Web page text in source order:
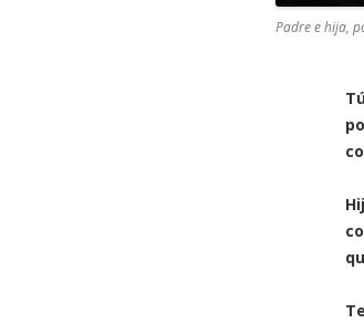
Padre e hija,